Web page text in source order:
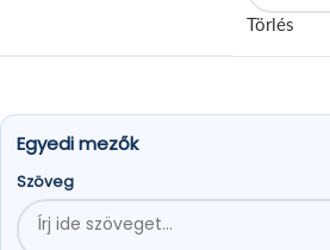
Törlés
Egyedi mezők
Szöveg